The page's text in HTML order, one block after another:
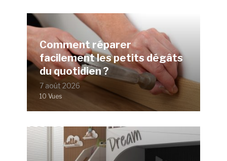
Comment réparer
facilement les petits dégâts
du quotidien ?
7 août 2026
10 Vues